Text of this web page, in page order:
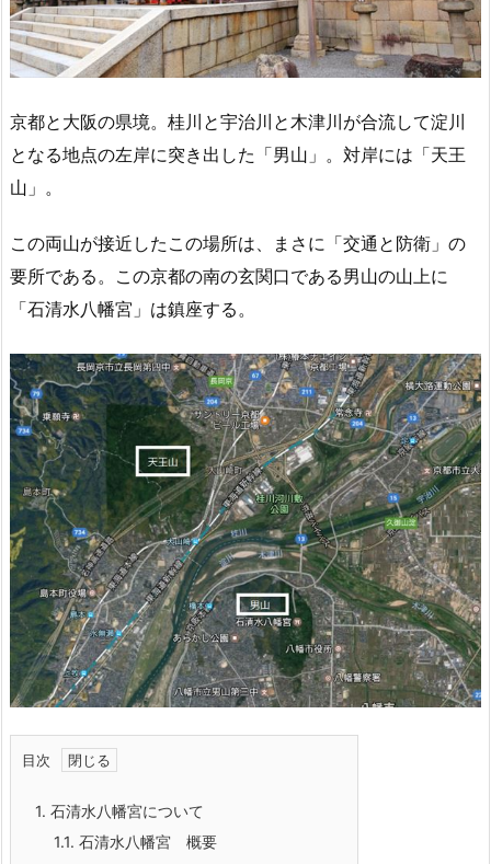
京都と大阪の県境。桂川と宇治川と木津川が合流して淀川
となる地点の左岸に突き出した「男山」。対岸には「天王
山」。
この両山が接近したこの場所は、まさに「交通と防衛」の
要所である。この京都の南の玄関口である男山の山上に
「石清水八幡宮」は鎮座する。
目次
1. 石清水八幡宮について
1.1. 石清水八幡宮 概要